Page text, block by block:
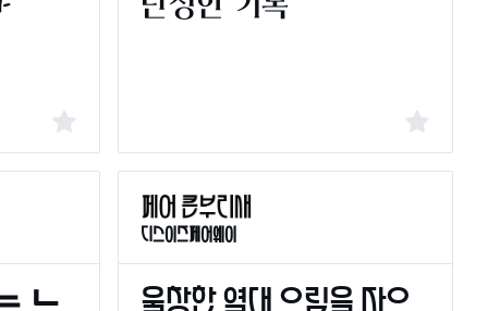
디스이즈페어웨이